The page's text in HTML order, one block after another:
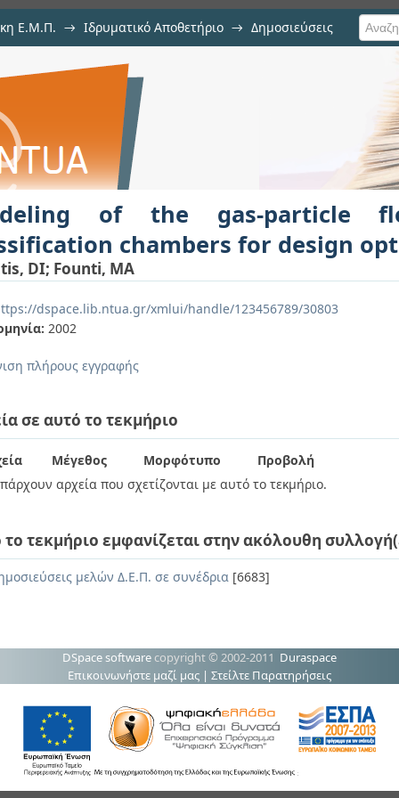
Ε.Μ.Π. → Ιδρυματικό Αποθετήριο → Δημοσιεύσεις
particle flow in industrial
of the gas-particle
chambers for design
DI; Founti, MA
dspace.lib.ntua.gr/xmlui/handle/123456789/30803
2002
πλήρους εγγραφής
σε αυτό το τεκμήριο
Μέγεθος Μορφότυπο
Προβολή
αρχεία που σχετίζονται με αυτό το τεκμήριο.
το τεκμήριο εμφανίζεται στην ακόλουθη
μελών Δ.Ε.Π. σε συνέδρια [6683]
DSpace software copyright © 2002-2011 Duraspace
Επικοινωνήστε μαζί μας | Στείλτε Παρατηρήσεις